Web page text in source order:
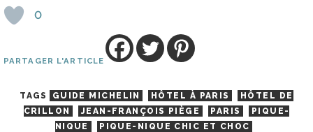
0
PARTAGER L'ARTICLE
TAGS GUIDE MICHELIN HÔTEL À PARIS
HÔTEL DE
CRILLON
JEAN-FRANÇOIS PIÈGE PARIS
PIQUE-
NIQUE
PIQUE-NIQUE CHIC ET CHOC